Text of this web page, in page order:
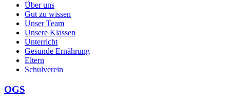
Über uns
Gut zu wissen
Unser Team
Unsere Klassen
Unterricht
Gesunde Ernährung
Eltern
Schulverein
OGS